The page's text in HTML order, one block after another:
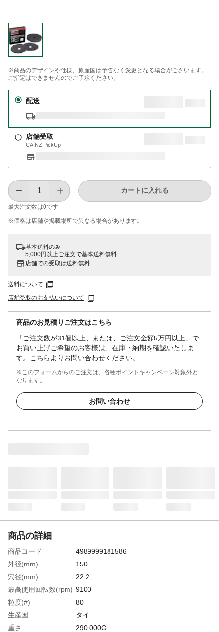
※商品のデザインや仕様、原産国は予告なく変更となる場合がございます。
ご指定はできませんのでご了承ください。
配送
店舗受取
CAINZ PickUp
最大注文数は0です
カートに入れる
※価格は​店舗や​掲載場所で​異なる​場合が​あります。
基本送料のみ
5,000円以上ご注文で基本送料無料
店舗での受取は送料無料
送料について
店舗受取のお支払いについて
商品のお見積りご注文はこちら
「ご注文数が31個以上、または、ご注文金額5万円以上」で
お買い上げご希望のお客様は、在庫・納期を確認いたしま
す。こちらよりお問い合わせください。
※このフォームからのご注文は、各種ポイントキャンペーン対象外と
なります。
お問い合わせ
商品の詳細
商品コード
4989999181586
外径(mm)
150
穴径(mm)
22.2
最高使用回転数(rpm) 9100
粒度(#)
80
生産国
タイ
重さ
290.000G